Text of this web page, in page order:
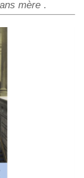
mère .